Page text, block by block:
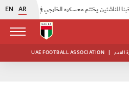
EN AR
اتحاد الكرة يُنظم ورشة عمل للمراقبين المعتمدين |
UAE FOOTBALL ASSOCIATION | القدم